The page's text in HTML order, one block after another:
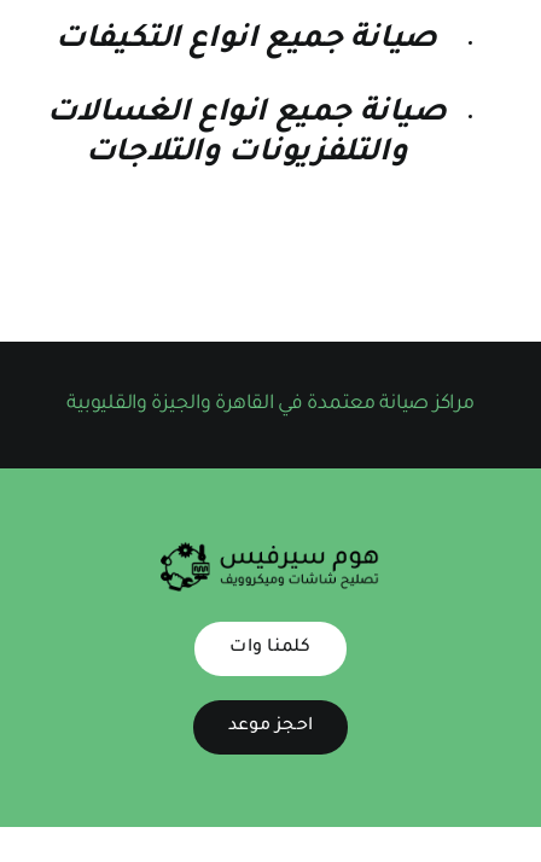
صيانة جميع انواع التكيفات
صيانة جميع انواع الغسالات
والتلفزيونات والتلاجات
مراكز صيانة معتمدة في القاهرة والجيزة والقليوبية
كلمنا وات
احجز موعد